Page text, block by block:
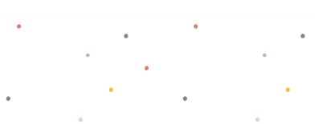
Baca selengkapnya